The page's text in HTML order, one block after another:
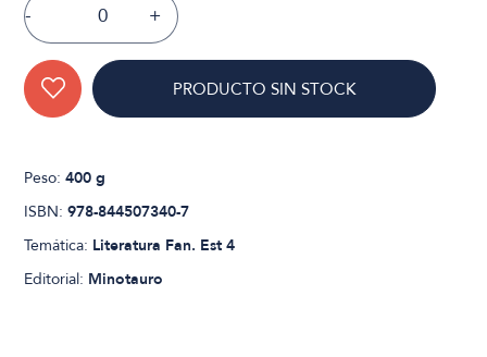
- +
PRODUCTO SIN STOCK
Peso:400 g
ISBN:978-844507340-7
Temática: Literatura Fan. Est 4
Editorial: Minotauro